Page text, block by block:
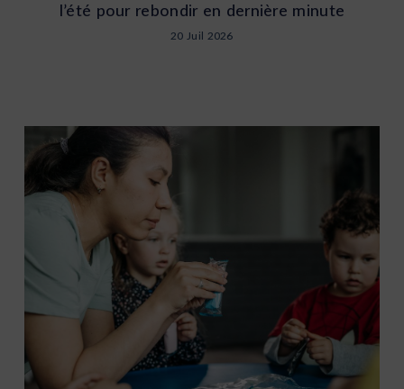
l’été pour rebondir en dernière minute
20 Juil 2026